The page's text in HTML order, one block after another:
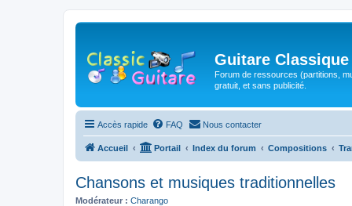
Guitare Classique
Forum de ressources (partitions,
gratuit, et sans publicité.
Accès rapide FAQ Nous contacter
Accueil Portail Index du forum Compositions
Chansons et musiques traditionnelles
Modérateur : Charango